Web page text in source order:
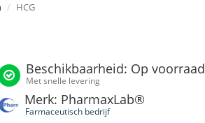
HCG
Beschikbaarheid: Op voorraad
Met snelle levering
Merk: PharmaxLab®
Farmaceutisch bedrijf